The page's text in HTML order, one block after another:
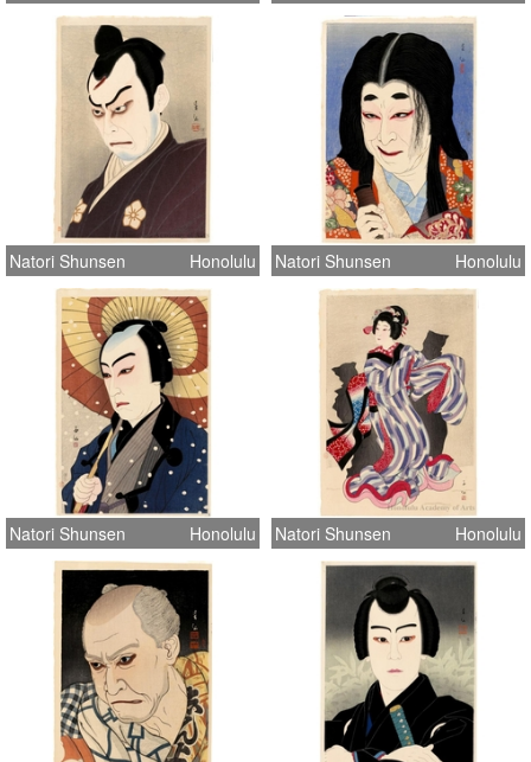
Natori Shunsen Honolulu Natori Shunsen Honolulu
Natori Shunsen Honolulu Natori Shunsen Honolulu